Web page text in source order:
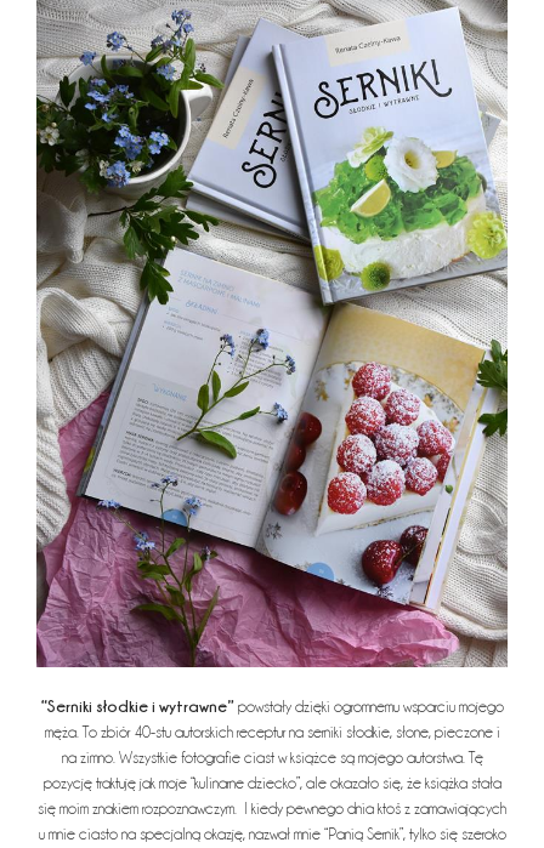
“Serniki słodkie i wytrawne” powstały dzięki ogromnemu wsparciu mojego
męża. To zbiór 40-stu autorskich receptur na serniki słodkie, słone, pieczone i
na zimno. Wszystkie fotografie ciast w książce są mojego autorstwa. Tę
pozycję traktuję jak moje “kulinarne dziecko”, ale okazało się, że książka stała
się moim znakiem rozpoznawczym. I kiedy pewnego dnia ktoś z zamawiających
u mnie ciasto na specjalną okazję, nazwał mnie “Panią Sernik”, tylko się szeroko